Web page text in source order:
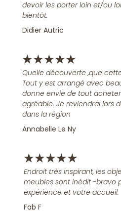
devoir les porter loin et/ou
bientôt.
Didier Autric
★★★★★
Quelle découverte ,que
Tout y est arrangé avec
donne envie de tout
agréable. Je reviendrai lors
dans la région
Annabelle Le Ny
★★★★★
Endroit très inspirant, les
meubles sont inédit -bravo
expérience et votre accueil.
Fab F